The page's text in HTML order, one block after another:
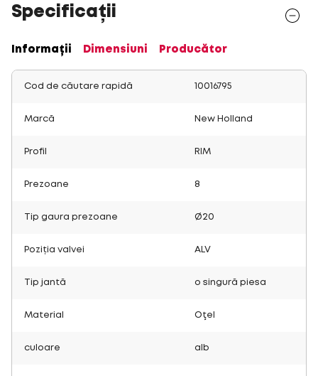
Specificații
Informații Dimensiuni Producător
Cod de căutare rapidă 10016795
Marcă New Holland
Profil RIM
Prezoane 8
Tip gaura prezoane Ø20
Poziția valvei ALV
Tip jantă o singură piesa
Material Oţel
culoare alb